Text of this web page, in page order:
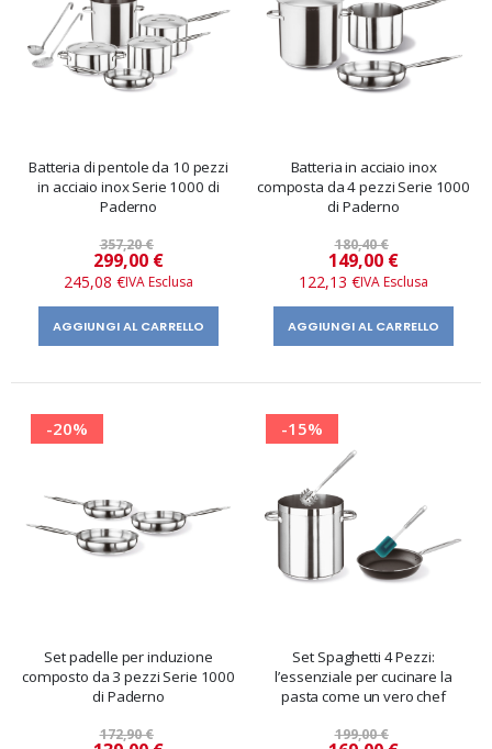
Batteria di pentole da 10 pezzi
in acciaio inox Serie 1000 di
Paderno
357,20 €
Prezzo
speciale
299,00 €
245,08 €
AGGIUNGI AL CARRELLO
Batteria in acciaio inox
composta da 4 pezzi Serie 1000
di Paderno
180,40 €
Prezzo
speciale
149,00 €
122,13 €
AGGIUNGI AL CARRELLO
-20%
Set padelle per induzione
composto da 3 pezzi Serie 1000
di Paderno
172,90 €
-15%
Set Spaghetti 4 Pezzi:
l’essenziale per cucinare la
pasta come un vero chef
199,00 €